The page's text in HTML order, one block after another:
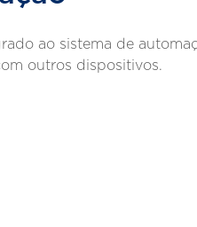
ao sistema de
outros dispositivos.